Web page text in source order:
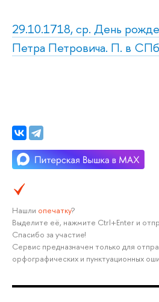
29.10.1718, ср. День
Петра Петровича. П. в
Нашли опечатку?
Выделите её, нажмите Ctrl+Enter и
Спасибо за участие!
Сервис предназначен только для
орфографических и пунктуационных